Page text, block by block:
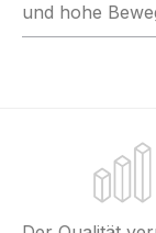
und hohe